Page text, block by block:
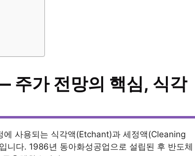
주가 전망의 핵심, 식각
사용되는 식각액(Etchant)과 세정액(Cleaning
니다. 1986년 동아화성공업으로 설립된 후 반도체